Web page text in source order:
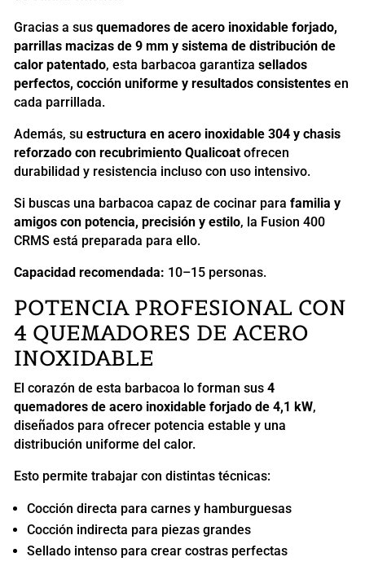
Gracias a sus quemadores de acero inoxidable forjado,
parrillas macizas de 9 mm y sistema de distribución de
calor patentado, esta barbacoa garantiza sellados
perfectos, cocción uniforme y resultados consistentesen
cada parrillada.
Además, su estructura en acero inoxidable 304 y chasis
reforzado con recubrimiento Qualicoatofrecen
durabilidad y resistencia incluso con uso intensivo.
Si buscas una barbacoa capaz de cocinar para familia y
amigos con potencia, precisión y estilo, la Fusion 400
CRMS está preparada para ello.
Capacidad recomendada: 10–15 personas.
POTENCIA PROFESIONAL CON
4 QUEMADORES DE ACERO
INOXIDABLE
El corazón de esta barbacoa lo forman sus 4
quemadores de acero inoxidable forjado de 4,1 kW,
diseñados para ofrecer potencia estable y una
distribución uniforme del calor.
Esto permite trabajar con distintas técnicas:
Cocción directa para carnes y hamburguesas
Cocción indirecta para piezas grandes
Sellado intenso para crear costras perfectas